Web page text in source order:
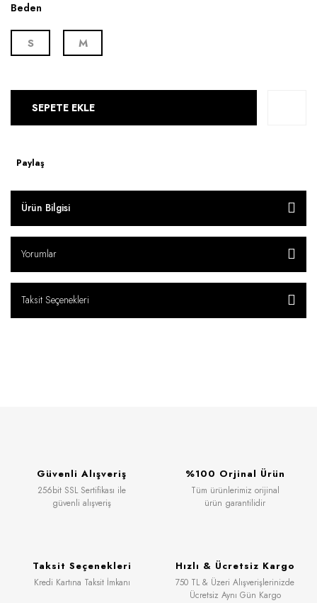
Beden
S M
SEPETE EKLE
Paylaş
Ürün Bilgisi
Yorumlar
Taksit Seçenekleri
Güvenli Alışveriş
256bit SSL Sertifikası ile
güvenli alışveriş
%100 Orjinal Ürün
Tüm ürünlerimiz orijinal
ürün garantilidir
Taksit Seçenekleri
Kredi Kartına Taksit İmkanı
Hızlı & Ücretsiz Kargo
750 TL & Üzeri Alışverişlerinizde
Ücretsiz Aynı Gün Kargo